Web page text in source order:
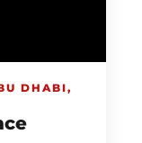
DHABI,